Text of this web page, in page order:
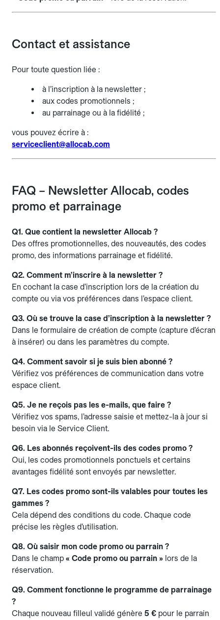
Contact et assistance
Pour toute question liée :
à l’inscription à la newsletter ;
aux codes promotionnels ;
au parrainage ou à la fidélité ;
vous pouvez écrire à :
serviceclient@allocab.com
FAQ – Newsletter Allocab, codes
promo et parrainage
Q1. Que contient la newsletter Allocab ?
Des offres promotionnelles, des nouveautés, des codes
promo, des informations parrainage et fidélité.
Q2. Comment m’inscrire à la newsletter ?
En cochant la case d’inscription lors de la création du
compte ou via vos préférences dans l’espace client.
Q3. Où se trouve la case d’inscription à la newsletter ?
Dans le formulaire de création de compte (capture d’écran
à insérer) ou dans les paramètres du compte.
Q4. Comment savoir si je suis bien abonné ?
Vérifiez vos préférences de communication dans votre
espace client.
Q5. Je ne reçois pas les e-mails, que faire ?
Vérifiez vos spams, l’adresse saisie et mettez-la à jour si
besoin via le Service Client.
Q6. Les abonnés reçoivent-ils des codes promo ?
Oui, les codes promotionnels ponctuels et certains
avantages fidélité sont envoyés par newsletter.
Q7. Les codes promo sont-ils valables pour toutes les
gammes ?
Cela dépend des conditions du code. Chaque code
précise les règles d’utilisation.
Q8. Où saisir mon code promo ou parrain ?
Dans le champ « Code promo ou parrain » lors de la
réservation.
Q9. Comment fonctionne le programme de parrainage
?
Chaque nouveau filleul validé génère 5 € pour le parrain